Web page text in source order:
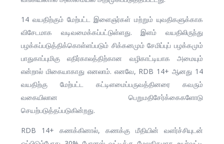
14 வயதிற்கும் மேற்பட்ட இளைஞர்கள் மற்றும் யுவதிகளுக்காக
விசேடமாக வடிவமைக்கப்பட்டுள்ளது. இளம் வயதிலிருந்து
பழக்கப்படுத்திக்கொள்ளப்படும் சிக்கனமும் சேமிப்புப் பழக்கமும்
பாதுகாப்புமிகு எதிர்காலத்திற்கான வழிகாட்டியாக அமையும்
என்றால் மிகையாகாது எனலாம். எனவே, RDB 14+ ஆனது 14
வயதிற்கு மேற்பட்ட கட்டிளமைப்பருவத்தினரை கவரும்
வகையிலான பெறுமதிசேர்க்கைகளோடு
செயற்படுத்தப்படுகின்றது.
RDB 14+ கணக்கினால், கணக்கு மீதியின் வளர்ச்சியுடன்